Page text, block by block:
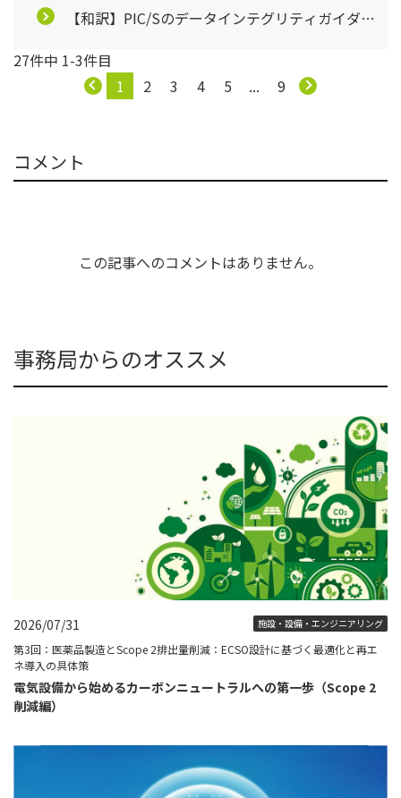
【和訳】PIC/Sのデータインテグリティガイダン
27件中 1-3件目
1
2 3 4 5 ... 9
コメント
この記事へのコメントはありません。
事務局からのオススメ
2026/07/31 施設・設備・エンジニアリング
第3回：医薬品製造とScope 2排出量削減：ECSO設計に基づく最適化と再エ
ネ導入の具体策
電気設備から始めるカーボンニュートラルへの第一歩（Scope 2
削減編）